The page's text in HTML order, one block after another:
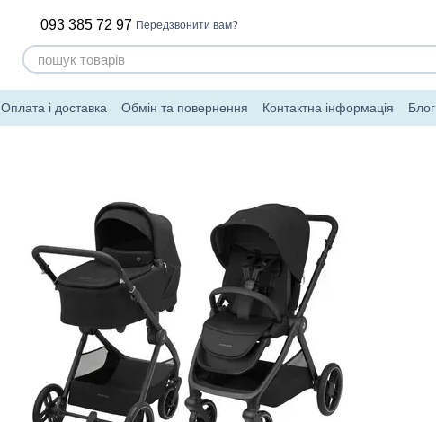
093 385 72 97 Передзвонити вам?
Оплата і доставка Обмін та повернення Контактна інформація Блог